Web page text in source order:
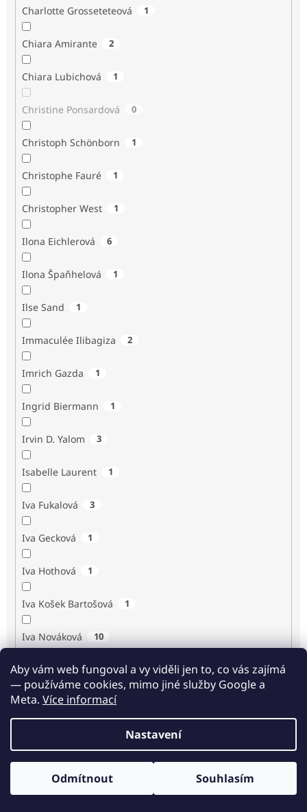
Aby vám web fungoval a vy viděli jen to, co vás zajímá
— používáme cookies, mimo jiné služby Google a
Meta. Více informací
Nastavení
Odmítnout Souhlasím
Charlotte Grosseteteová 1
Chiara Amirante 2
Chiara Lubichová 1
Christine Ponsardová 0
Christoph Schönborn 1
Christophe Fauré 1
Christopher West 1
Ilona Eichlerová 6
Ilona Špaňhelová 1
Ilse Sand 1
Immaculée Ilibagiza 2
Imrich Gazda 1
Ingrid Biermann 1
Irvin D. Yalom 3
Isabelle Laurent 1
Iva Fukalová 3
Iva Gecková 1
Iva Hothová 1
Iva Košek Bartošová 1
Iva Nováková 10
Iva Procházková 1
Ivan Renč 1
Odběr novinek